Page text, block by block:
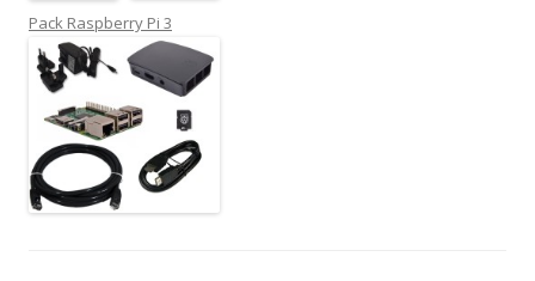
Pack Raspberry Pi 3